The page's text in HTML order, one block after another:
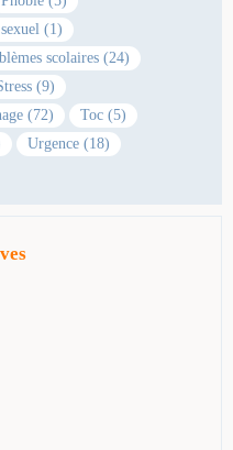
(1)
scolaires (24)
(9)
(72)
Toc (5)
Urgence (18)